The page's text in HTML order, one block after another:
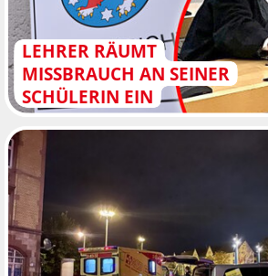
LEHRER RÄUMT
MISSBRAUCH AN SEINER
SCHÜLERIN EIN